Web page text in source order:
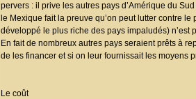
pervers : il prive les autres pays d’Amérique du
le Mexique fait la preuve qu’on peut lutter contre
développé le plus riche des pays impaludés) n’est
En fait de nombreux autres pays seraient prêts à
de les financer et si on leur fournissait les moyens
Le coût